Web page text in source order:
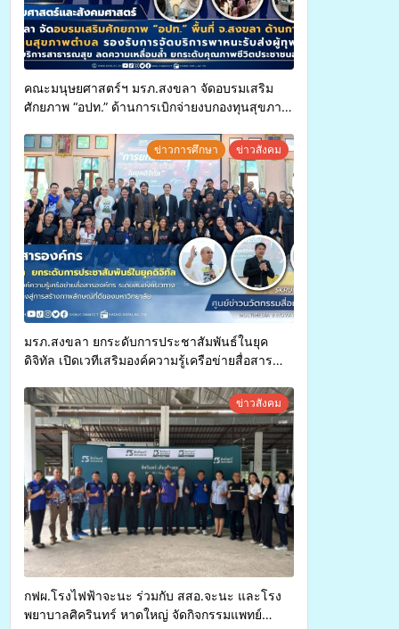
คณะมนุษยศาสตร์ฯ มรภ.สงขลา จัดอบรมเสริม
ศักยภาพ “อปท.” ด้านการเบิกจ่ายงบกองทุนสุขภาพ
ทุพพลภาพเพื่อเข้ารับบริการสาธารณสุข ลดความ
เหลื่อมล้ำ ยกระดับคุณภาพชีวิตประชาชนอย่าง
ยั่งยืน
ข่าวการศึกษา ข่าวสังคม
มรภ.สงขลา ยกระดับการประชาสัมพันธ์ในยุค
ดิจิทัล เปิดเวทีเสริมองค์ความรู้เครือข่ายสื่อสาร
การสร้างภาพลักษณ์ที่ดีของมหาวิทยาลัยข่าวสังคม
กฟผ.โรงไฟฟ้าจะนะ ร่วมกับ สสอ.จะนะ และโรง
พยาบาลศิครินทร์ หาดใหญ่ จัดกิจกรรมแพทย์